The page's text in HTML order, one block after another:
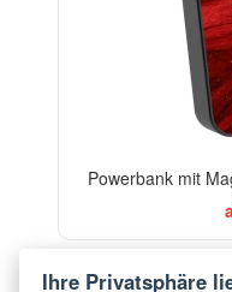
Powerbank mit
Ihre Privatsphäre